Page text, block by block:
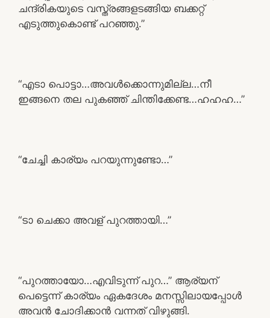
ചന്ദ്രികയുടെ വസ്ത്രങ്ങളടങ്ങിയ ബക്കറ്റ്
എടുത്തുകൊണ്ട് പറഞ്ഞു.”
“എടാ പൊട്ടാ…അവൾക്കൊന്നുമില്ല…നീ
ഇങ്ങനെ തല പുകഞ്ഞ് ചിന്തിക്കേണ്ട…ഹഹഹ…”
“ചേച്ചി കാര്യം പറയുന്നുണ്ടോ…”
“ടാ ചെക്കാ അവള് പുറത്തായി…”
“പുറത്തായോ…എവിടുന്ന് പുറ…” ആര്യന്
പെട്ടെന്ന് കാര്യം ഏകദേശം മനസ്സിലായപ്പോൾ
അവൻ ചോദിക്കാൻ വന്നത് വിഴുങ്ങി.